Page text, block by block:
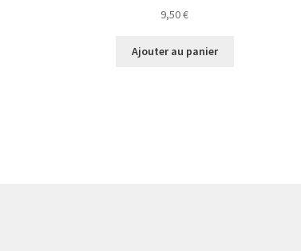
9,50€
Ajouter au panier